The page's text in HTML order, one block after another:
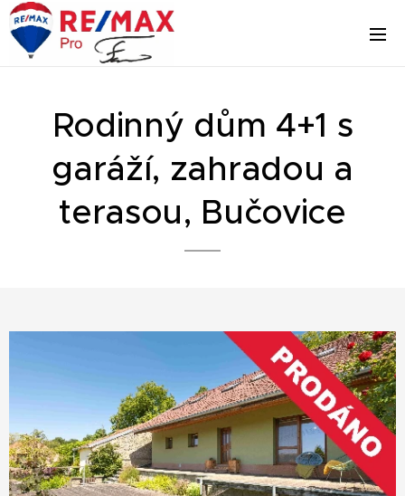
Rodinný dům 4+1 s
garáží, zahradou a
terasou, Bučovice